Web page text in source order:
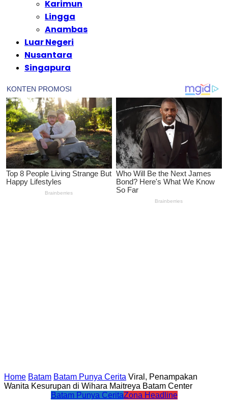
Karimun
Lingga
Anambas
Luar Negeri
Nusantara
Singapura
Home Batam Batam Punya Cerita Viral, Penampakan
Wanita Kesurupan di Wihara Maitreya Batam Center
Batam Punya CeritaZona Headline